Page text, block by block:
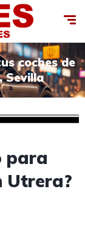
coches de
Sevilla
para
Utrera?